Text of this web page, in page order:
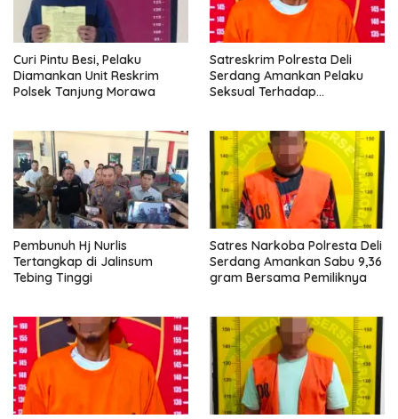
Curi Pintu Besi, Pelaku
Diamankan Unit Reskrim
Polsek Tanjung Morawa
Satreskrim Polresta Deli
Serdang Amankan Pelaku
Seksual Terhadap
Pembunuh Hj Nurlis
Tertangkap di Jalinsum
Tebing Tinggi
Satres Narkoba Polresta Deli
Serdang Amankan Sabu 9,36
gram Bersama Pemiliknya